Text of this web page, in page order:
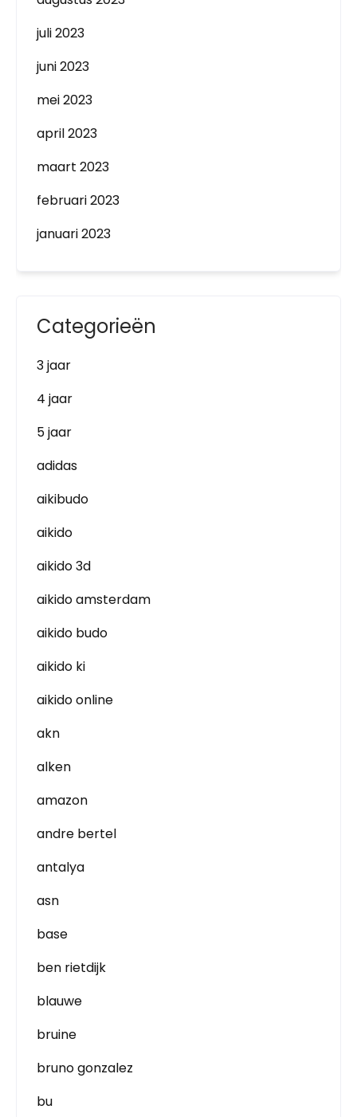
juli 2023
juni 2023
mei 2023
april 2023
maart 2023
februari 2023
januari 2023
Categorieën
3 jaar
4 jaar
5 jaar
adidas
aikibudo
aikido
aikido 3d
aikido amsterdam
aikido budo
aikido ki
aikido online
akn
alken
amazon
andre bertel
antalya
asn
base
ben rietdijk
blauwe
bruine
bruno gonzalez
bu